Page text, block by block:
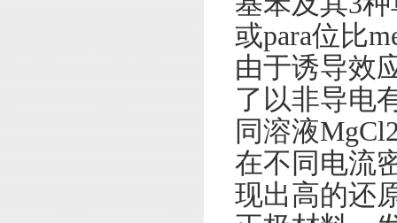
或para位比
由于诱导效
了以非导电
同溶液
在不同电流
现出高的还